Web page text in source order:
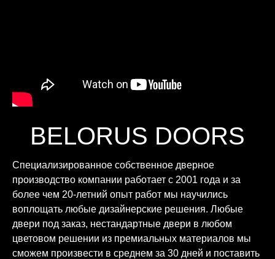
BELORUS DOORS
Специализированное собственное дверное
производство компании работает с 2001 года и за
более чем 20-летний опыт работ мы научились
воплощать любые дизайнерские решения. Любые
двери под заказ, нестандартные двери в любом
цветовом решении из премиальных материалов мы
сможем произвести в среднем за 30 дней и поставить